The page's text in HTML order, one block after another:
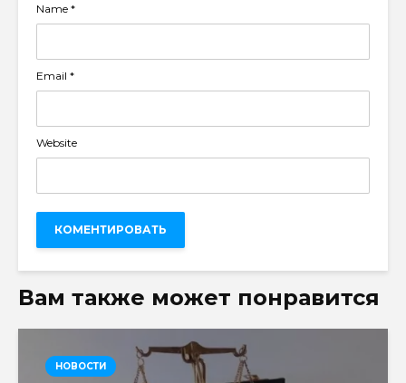
Name *
Email *
Website
Вам также может понравится
НОВОСТИ